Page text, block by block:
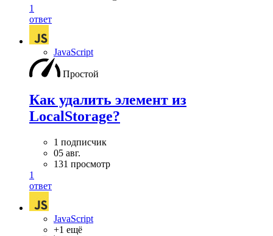
1
ответ
JavaScript
Простой
Как удалить элемент из
LocalStorage?
1 подписчик
05 авг.
131 просмотр
1
ответ
JavaScript
+1 ещё